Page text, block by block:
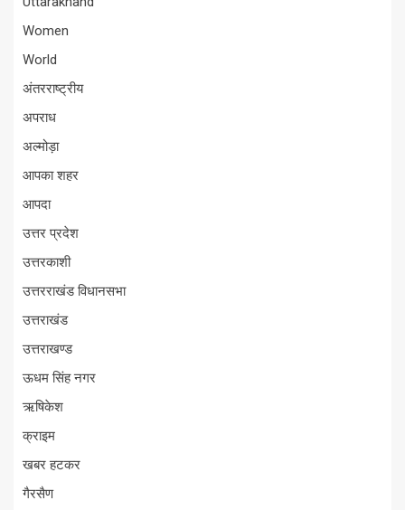
Women
World
अंतरराष्ट्रीय
अपराध
अल्मोड़ा
आपका शहर
आपदा
उत्तर प्रदेश
उत्तरकाशी
उत्तरराखंड विधानसभा
उत्तराखंड
उत्तराखण्ड
ऊधम सिंह नगर
ऋषिकेश
क्राइम
खबर हटकर
गैरसैण